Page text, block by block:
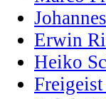
Erwin
Heiko